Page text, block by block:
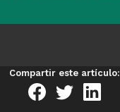
Compartir este artículo: